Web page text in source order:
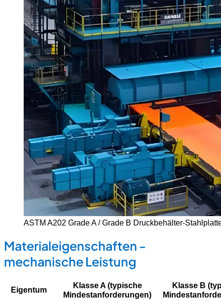
ASTM A202 Grade A / Grade B Druckbehälter-
Materialeigenschaften -
mechanische Leistung
Eigentum
Klasse A (typische
Mindestanforderungen)
Klasse B